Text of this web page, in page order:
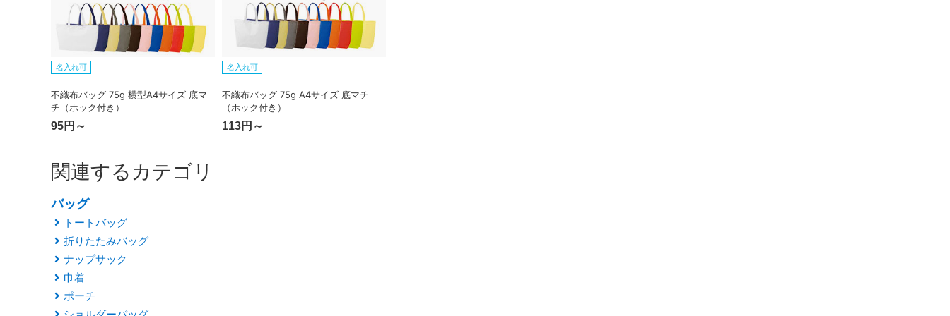
名入れ可
不織布バッグ 75g 横型A4サイズ 底マ
チ（ホック付き）
95円～
名入れ可
不織布バッグ 75g A4サイズ 底マチ
（ホック付き）
113円～
関連するカテゴリ
バッグ
トートバッグ
折りたたみバッグ
ナップサック
巾着
ポーチ